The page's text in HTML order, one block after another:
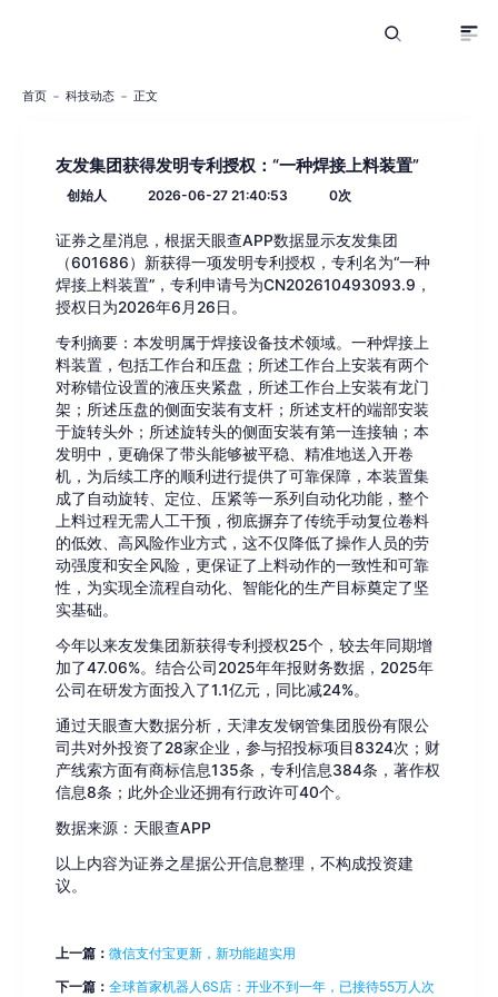
首页 科技动态 正文
友发集团获得发明专利授权：“一种焊接上料装置”
创始人 2026-06-27 21:40:53 0次
证券之星消息，根据天眼查APP数据显示友发集团
（601686）新获得一项发明专利授权，专利名为“一种
焊接上料装置”，专利申请号为CN202610493093.9，
授权日为2026年6月26日。
专利摘要：本发明属于焊接设备技术领域。一种焊接上
料装置，包括工作台和压盘；所述工作台上安装有两个
对称错位设置的液压夹紧盘，所述工作台上安装有龙门
架；所述压盘的侧面安装有支杆；所述支杆的端部安装
于旋转头外；所述旋转头的侧面安装有第一连接轴；本
发明中，更确保了带头能够被平稳、精准地送入开卷
机，为后续工序的顺利进行提供了可靠保障，本装置集
成了自动旋转、定位、压紧等一系列自动化功能，整个
上料过程无需人工干预，彻底摒弃了传统手动复位卷料
的低效、高风险作业方式，这不仅降低了操作人员的劳
动强度和安全风险，更保证了上料动作的一致性和可靠
性，为实现全流程自动化、智能化的生产目标奠定了坚
实基础。
今年以来友发集团新获得专利授权25个，较去年同期增
加了47.06%。结合公司2025年年报财务数据，2025年
公司在研发方面投入了1.1亿元，同比减24%。
通过天眼查大数据分析，天津友发钢管集团股份有限公
司共对外投资了28家企业，参与招投标项目8324次；财
产线索方面有商标信息135条，专利信息384条，著作权
信息8条；此外企业还拥有行政许可40个。
数据来源：天眼查APP
以上内容为证券之星据公开信息整理，不构成投资建
议。
上一篇： 微信支付宝更新，新功能超实用
下一篇： 全球首家机器人6S店：开业不到一年，已接待55万人次